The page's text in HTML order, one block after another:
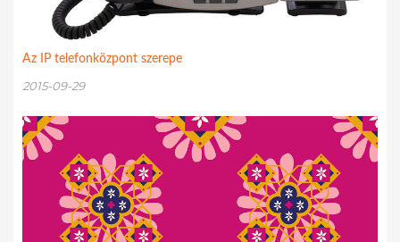
Az IP telefonközpont szerepe
2015-09-29